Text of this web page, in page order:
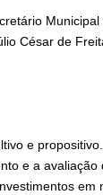
César de
e
e a avaliação
em